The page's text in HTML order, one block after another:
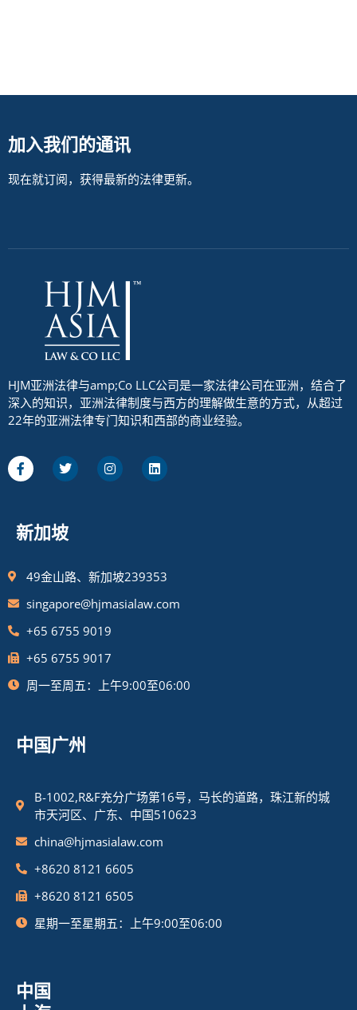
加入我们的通讯
现在就订阅，获得最新的法律更新。
HJM亚洲法律与amp;Co LLC公司是一家法律公司在亚洲，结合了
深入的知识，亚洲法律制度与西方的理解做生意的方式，从超过
22年的亚洲法律专门知识和西部的商业经验。
新加坡
49金山路、新加坡239353
singapore@hjmasialaw.com
+65 6755 9019
+65 6755 9017
周一至周五：上午9:00至06:00
中国广州
B-1002,R&F充分广场第16号，马长的道路，珠江新的城
市天河区、广东、中国510623
china@hjmasialaw.com
+8620 8121 6605
+8620 8121 6505
星期一至星期五：上午9:00至06:00
中国